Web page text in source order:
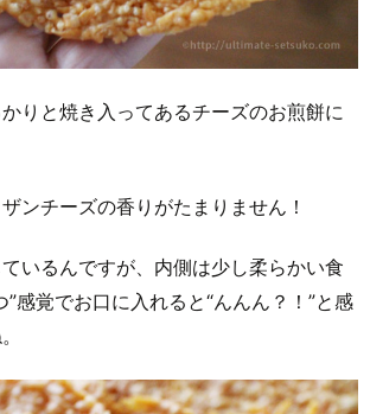
りと焼き入ってあるチーズのお煎餅に
ンチーズの香りがたまりません！
いるんですが、内側は少し柔らかい食
”感覚でお口に入れると“んんん？！”と感